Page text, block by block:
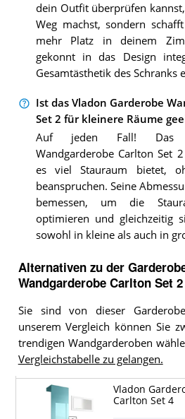
dein Outfit überprüfen
Weg machst, sondern
mehr Platz in deinem
gekonnt in das Design
Gesamtästhetik des Schranks
Ist das Vladon Garderobe
Set 2 für kleinere Räume
Auf jeden Fall! Das
Wandgarderobe Carlton Set
es viel Stauraum bietet,
beanspruchen. Seine
bemessen, um die
optimieren und gleichzeitig
sowohl in kleine als auch in
Alternativen zu der
Wandgarderobe Carlton Set 2
Sie sind von dieser
unserem Vergleich können Sie
trendigen Wandgarderoben
Vergleichstabelle zu gelangen.
Vladon
Carlton Set 4